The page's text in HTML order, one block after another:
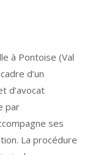
à Pontoise (Val
d’un
d’avocat
par
ses
La procédure